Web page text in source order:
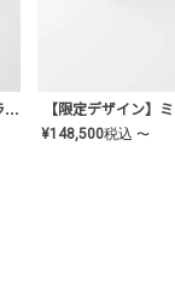
【限定デザイン】ミライ(mill-ai)リング
¥148,500税込 〜